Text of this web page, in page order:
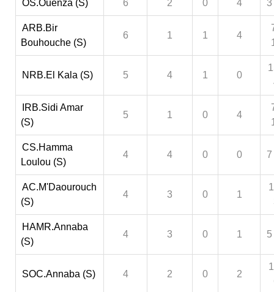
OS.Ouenza (S) 6 2 0 4 3
ARB.Bir
Bouhouche (S)
6 1 1 4
NRB.El Kala (S) 5 4 1 0
IRB.Sidi Amar
(S)
5 1 0 4
CS.Hamma
Loulou (S)
4 4 0 0 7
AC.M'Daourouch
(S)
4 3 0 1
HAMR.Annaba
(S)
4 3 0 1 5
SOC.Annaba (S) 4 2 0 2